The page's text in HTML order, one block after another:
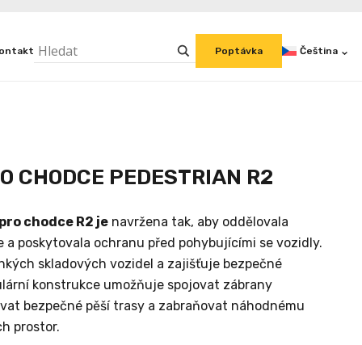
Poptávka Čeština
CHODCE PEDESTRIAN R2
chodce R2 je navržena tak, aby oddělovala
a poskytovala ochranu před pohybujícími se vozidly.
skladových vozidel a zajišťuje bezpečné
konstrukce umožňuje spojovat zábrany
bezpečné pěší trasy a zabraňovat náhodnému
prostor.